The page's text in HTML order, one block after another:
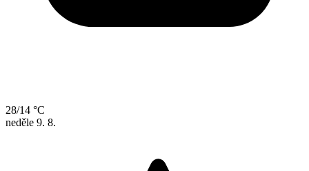
28/14 °C
neděle 9. 8.